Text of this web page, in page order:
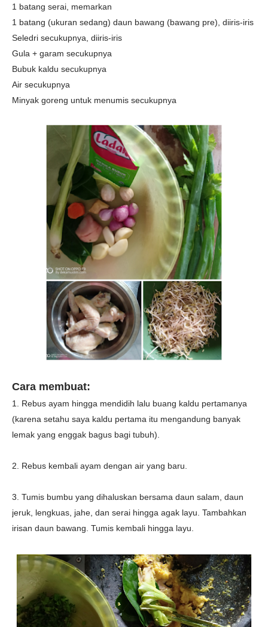
1 batang serai, memarkan
1 batang (ukuran sedang) daun bawang (bawang pre), diiris-iris
Seledri secukupnya, diiris-iris
Gula + garam secukupnya
Bubuk kaldu secukupnya
Air secukupnya
Minyak goreng untuk menumis secukupnya
Cara membuat:
1. Rebus ayam hingga mendidih lalu buang kaldu pertamanya
(karena setahu saya kaldu pertama itu mengandung banyak
lemak yang enggak bagus bagi tubuh).
2. Rebus kembali ayam dengan air yang baru.
3. Tumis bumbu yang dihaluskan bersama daun salam, daun
jeruk, lengkuas, jahe, dan serai hingga agak layu. Tambahkan
irisan daun bawang. Tumis kembali hingga layu.